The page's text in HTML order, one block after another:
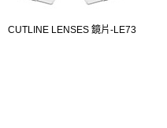
CUTLINE LENSES 鏡片-LE73